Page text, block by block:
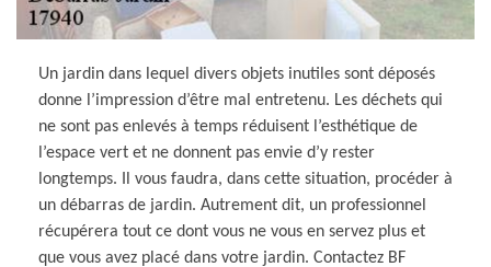
Un jardin dans lequel divers objets inutiles sont déposés
donne l’impression d’être mal entretenu. Les déchets qui
ne sont pas enlevés à temps réduisent l’esthétique de
l’espace vert et ne donnent pas envie d’y rester
longtemps. Il vous faudra, dans cette situation, procéder à
un débarras de jardin. Autrement dit, un professionnel
récupérera tout ce dont vous ne vous en servez plus et
que vous avez placé dans votre jardin. Contactez BF